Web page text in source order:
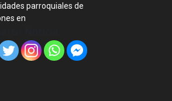
parroquiales de
en